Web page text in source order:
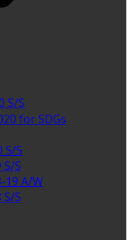
S/S
for SDGs
S/S
S
19 A/W
S